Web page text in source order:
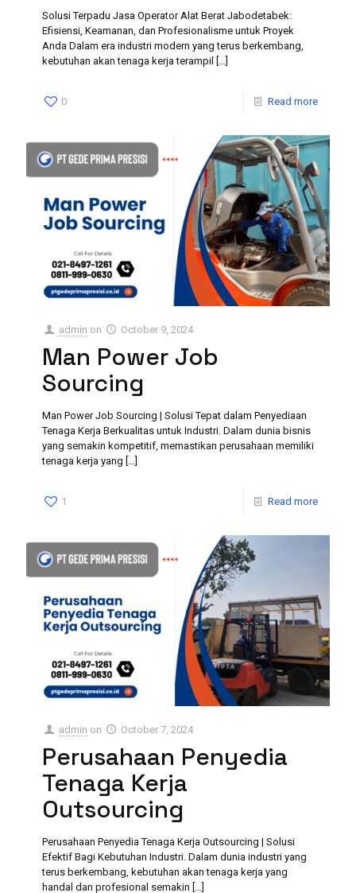
Solusi Terpadu Jasa Operator Alat Berat Jabodetabek:
Efisiensi, Keamanan, dan Profesionalisme untuk Proyek
Anda Dalam era industri modern yang terus berkembang,
kebutuhan akan tenaga kerja terampil
[…]
0 Read more
admin on October 9, 2024
Man Power Job
Sourcing
Man Power Job Sourcing | Solusi Tepat dalam Penyediaan
Tenaga Kerja Berkualitas untuk Industri. Dalam dunia bisnis
yang semakin kompetitif, memastikan perusahaan memiliki
tenaga kerja yang […]
1 Read more
admin on October 7, 2024
Perusahaan Penyedia
Tenaga Kerja
Outsourcing
Perusahaan Penyedia Tenaga Kerja Outsourcing | Solusi
Efektif Bagi Kebutuhan Industri. Dalam dunia industri yang
terus berkembang, kebutuhan akan tenaga kerja yang
handal dan profesional semakin […]